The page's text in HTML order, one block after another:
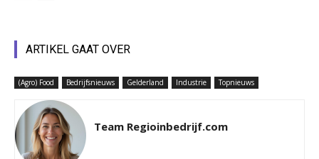
ARTIKEL GAAT OVER
(Agro) Food Bedrijfsnieuws Gelderland Industrie Topnieuws
Team Regioinbedrijf.com